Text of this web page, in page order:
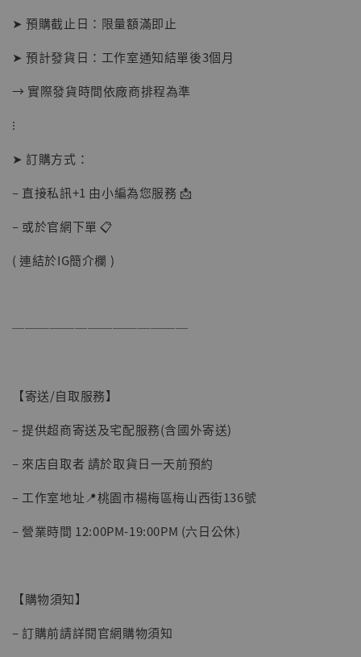
子彈飛 鵝城縣長 張麻子 [BK01]
➤ 預購截止日：限量額滿即止
➤ 預計發貨日：工作室通知結單後3個月
→ 實際發貨時間依廠商排程為準
⁝
➤ 訂購方式：
– 直接私訊+1 由小編為您服務 📩
– 或於官網下單 📋
( 連結於IG簡介欄 )
──────────────
【寄送/自取服務】
– 提供超商寄送及宅配服務(含國外寄送)
– 來店自取者 請於取貨日一天前預約
– 工作室地址📍桃園市楊梅區梅山西街136號
– 營業時間 12:00PM-19:00PM (六日公休)
【購物須知】
– 訂購前請詳閱官網購物須知